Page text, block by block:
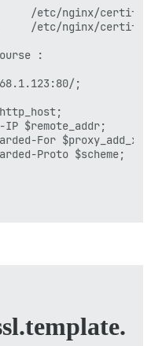
/etc/nginx/
/etc/nginx/
:
;
$remote_addr;
For
Proto $scheme;